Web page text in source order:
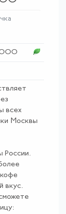
ООО
всех
Москвы
России.
вкус.